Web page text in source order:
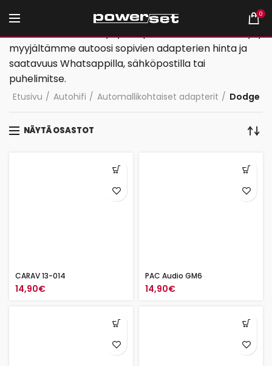
0
Jos tältä sivulta ei löydy adaptereita autoosi, niin kysy
myyjältämme autoosi sopivien adapterien hinta ja
saatavuus Whatsappilla, sähköpostilla tai
puhelimitse.
Etusivu Autohifi Automallikohtaiset adapterit Dodge
NÄYTÄ OSASTOT
CARAV 13-014
14,90€
PAC Audio GM6
14,90€